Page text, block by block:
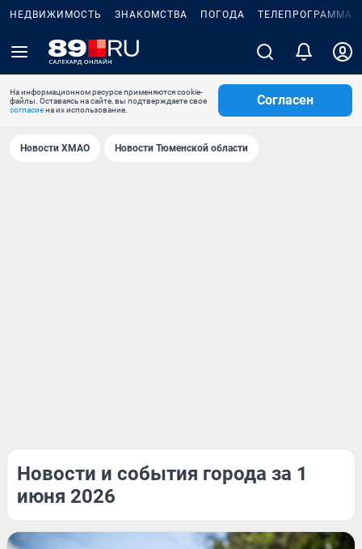
НЕДВИЖИМОСТЬ ЗНАКОМСТВА ПОГОДА ТЕЛЕПРОГРАММА
На информационном ресурсе применяются cookie-
файлы. Оставаясь на сайте, вы подтверждаете свое
согласиена их использование.
Согласен
Новости ХМАО Новости Тюменской области
Новости и события города за 1
июня 2026